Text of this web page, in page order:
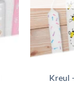
Kreul